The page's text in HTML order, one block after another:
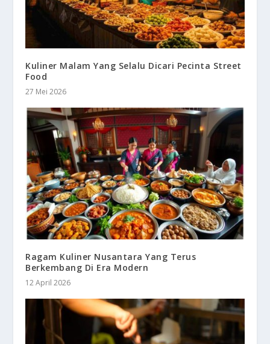
Kuliner Malam Yang Selalu Dicari Pecinta Street
Food
27 Mei 2026
Ragam Kuliner Nusantara Yang Terus
Berkembang Di Era Modern
12 April 2026